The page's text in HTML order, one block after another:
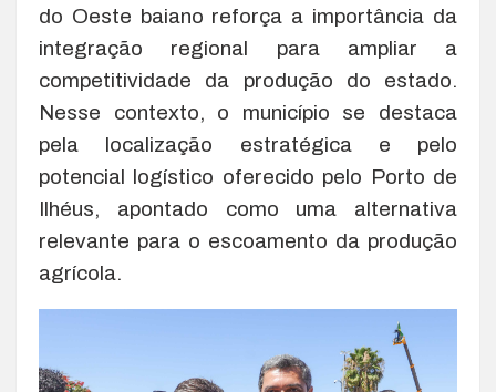
do Oeste baiano reforça a importância da
integração regional para ampliar a
competitividade da produção do estado.
Nesse contexto, o município se destaca
pela localização estratégica e pelo
potencial logístico oferecido pelo Porto de
Ilhéus, apontado como uma alternativa
relevante para o escoamento da produção
agrícola.